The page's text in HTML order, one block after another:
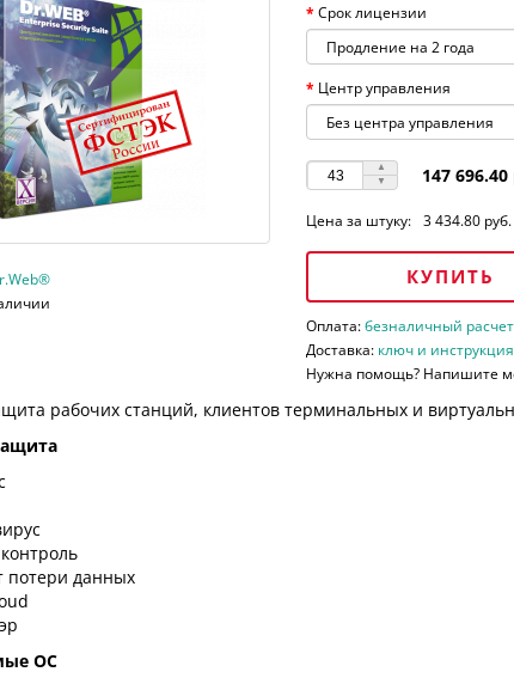
Срок лицензии
Центр управления
147
Цена за штуку: 3 434.80 руб.
КУПИТЬ
Оплата:безналичный
Доставка: ключ и
Нужна помощь? Напишите
рабочих станций, клиентов терминальных и
потери данных
ОС